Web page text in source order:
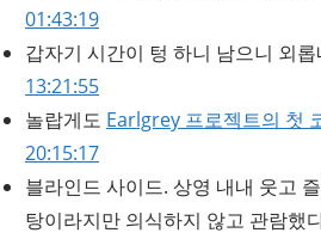
01:43:19
갑자기 시간이 텅 하니 남으니 외
13:21:55
놀랍게도 Earlgrey 프로젝트의 첫
20:15:17
블라인드 사이드. 상영 내내 웃고
탕이라지만 의식하지 않고 관람했